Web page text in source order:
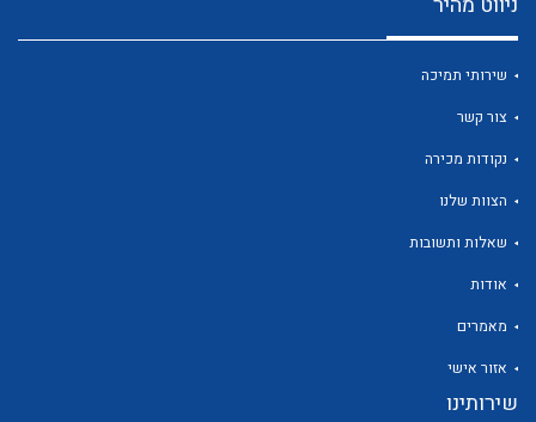
שירותי תמיכה
צור קשר
נקודות מכירה
הצוות שלנו
שאלות ותשובות
אודות
מאמרים
אזור אישי
שירותינו